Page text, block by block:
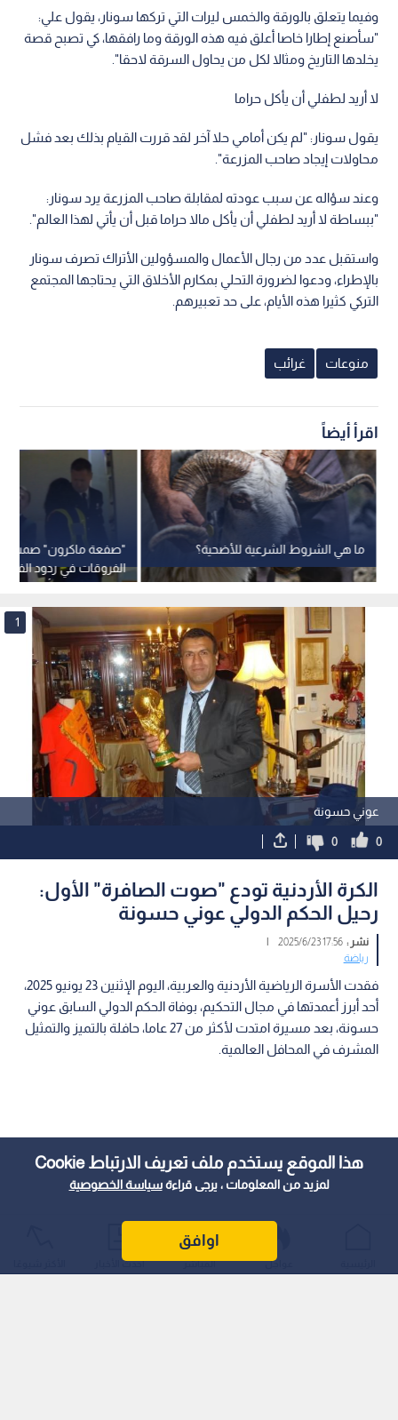
هذا الموقع يستخدم ملف تعريف الارتباط Cookie
لمزيد من المعلومات ، يرجى قراءةسياسة الخصوصية
اوافق
وفيما يتعلق بالورقة والخمس ليرات التي تركها سونار، يقول علي:
"سأصنع إطارا خاصا أعلق فيه هذه الورقة وما رافقها، كي تصبح قصة
يخلدها التاريخ ومثالا لكل من يحاول السرقة لاحقا".
لا أريد لطفلي أن يأكل حراما
يقول سونار: "لم يكن أمامي حلا آخر لقد قررت القيام بذلك بعد فشل
محاولات إيجاد صاحب المزرعة".
وعند سؤاله عن سبب عودته لمقابلة صاحب المزرعة يرد سونار:
"ببساطة لا أريد لطفلي أن يأكل مالا حراما قبل أن يأتي لهذا العالم".
واستقبل عدد من رجال الأعمال والمسؤولين الأتراك تصرف سونار
بالإطراء، ودعوا لضرورة التحلي بمكارم الأخلاق التي يحتاجها المجتمع
التركي كثيرا هذه الأيام، على حد تعبيرهم.
منوعات غرائب
اقرأ أيضاً
"صفعة ماكرون" صمت
الفروقات في ردود
بين الرجل والمرأة
ما هي الشروط الشرعية للأضحية؟
عوني حسونة
1
0
0
الكرة الأردنية تودع "صوت الصافرة" الأول:
رحيل الحكم الدولي عوني حسونة
نشر :17:56 2025/6/23
|
رياضة
فقدت الأسرة الرياضية الأردنية والعربية، اليوم الإثنين 23 يونيو 2025،
أحد أبرز أعمدتها في مجال التحكيم، بوفاة الحكم الدولي السابق عوني
حسونة، بعد مسيرة امتدت لأكثر من 27 عاما، حافلة بالتميز والتمثيل
المشرف في المحافل العالمية.
عواجل المباشر أحدث الأخبار